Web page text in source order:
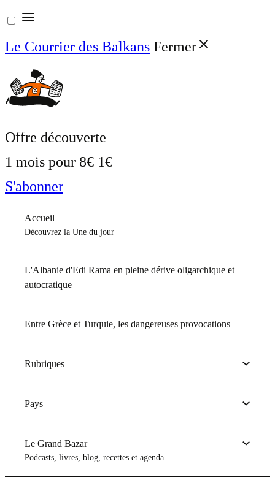
Aller
au
contenu
Le Courrier des Balkans Fermer
Offre découverte
1 mois pour 8€ 1€
S'abonner
Accueil
Découvrez la Une du jour
L'Albanie d'Edi Rama en pleine dérive oligarchique et
autocratique
Entre Grèce et Turquie, les dangereuses provocations
Rubriques
Pays
Le Grand Bazar
Podcasts, livres, blog, recettes et agenda